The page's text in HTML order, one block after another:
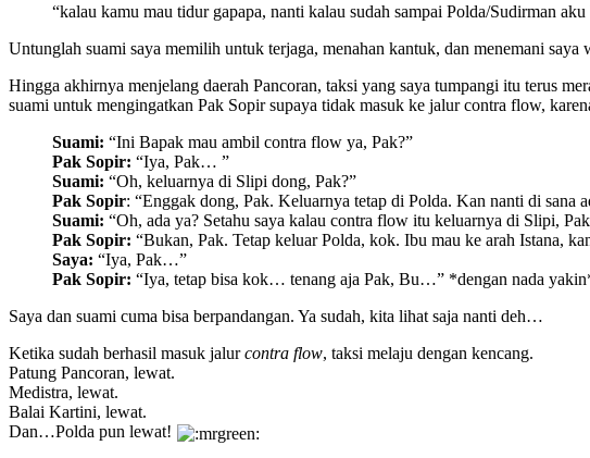
“kalau kamu mau tidur gapapa, nanti kalau sudah sampai Polda/Sudirman
Untunglah suami saya memilih untuk terjaga, menahan kantuk, dan menemani saya
Hingga akhirnya menjelang daerah Pancoran, taksi yang saya tumpangi itu terus
suami untuk mengingatkan Pak Sopir supaya tidak masuk ke jalur contra flow,
Suami: “Ini Bapak mau ambil contra flow ya, Pak?”
Pak Sopir: “Iya, Pak… ”
Suami: “Oh, keluarnya di Slipi dong, Pak?”
Pak Sopir: “Enggak dong, Pak. Keluarnya tetap di Polda. Kan nanti di
Suami: “Oh, ada ya? Setahu saya kalau contra flow itu keluarnya di Slipi,
Pak Sopir: “Bukan, Pak. Tetap keluar Polda, kok. Ibu mau ke arah Istana,
Saya: “Iya, Pak…”
Pak Sopir: “Iya, tetap bisa kok… tenang aja Pak, Bu…” *dengan nada
Saya dan suami cuma bisa berpandangan. Ya sudah, kita lihat saja nanti deh…
Ketika sudah berhasil masuk jalurcontra flow, taksi melaju dengan kencang.
Patung Pancoran, lewat.
Medistra, lewat.
Balai Kartini, lewat.
Dan…Polda pun lewat!